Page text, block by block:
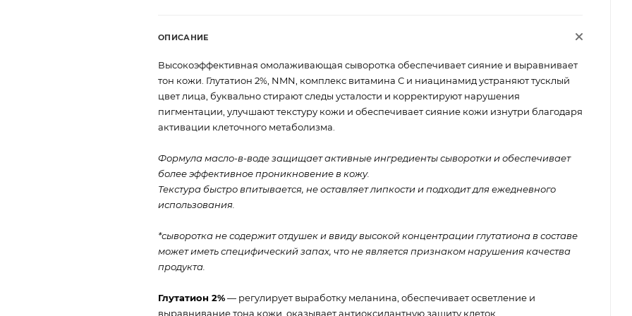
ОПИСАНИЕ
Высокоэффективная омолаживающая сыворотка обеспечивает сияние и выравнивает
тон кожи. Глутатион 2%, NMN, комплекс витамина С и ниацинамид устраняют тусклый
цвет лица, буквально стирают следы усталости и корректируют нарушения
пигментации, улучшают текстуру кожи и обеспечивает сияние кожи изнутри благодаря
активации клеточного метаболизма.
Формула масло-в-воде защищает активные ингредиенты сыворотки и обеспечивает
более эффективное проникновение в кожу.
Текстура быстро впитывается, не оставляет липкости и подходит для ежедневного
использования.
*сыворотка не содержит отдушек и ввиду высокой концентрации глутатиона в составе
может иметь специфический запах, что не является признаком нарушения качества
продукта.
Глутатион 2%— регулирует выработку меланина, обеспечивает осветление и
выравнивание тона кожи, оказывает антиоксидантную защиту клеток.